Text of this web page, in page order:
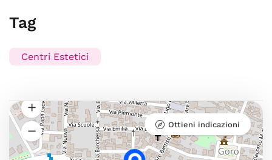
Tag
Centri Estetici
Ottieni indicazioni